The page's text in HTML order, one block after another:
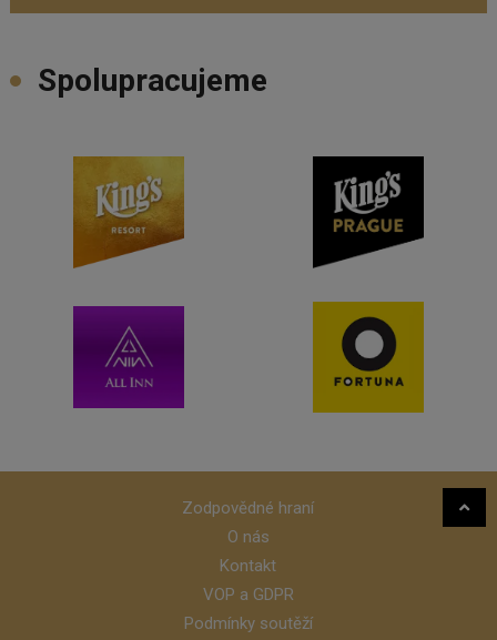
Spolupracujeme
Zodpovědné hraní
O nás
Kontakt
VOP a GDPR
Podmínky soutěží